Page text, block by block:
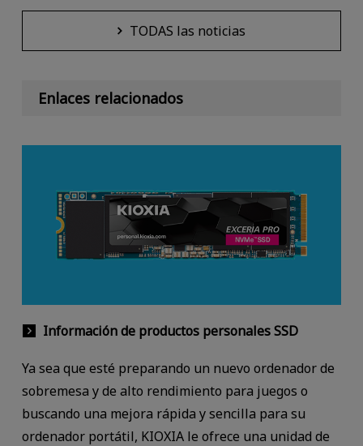
TODAS las noticias
Enlaces relacionados
Información de productos personales SSD
Ya sea que esté preparando un nuevo ordenador de
sobremesa y de alto rendimiento para juegos o
buscando una mejora rápida y sencilla para su
ordenador portátil, KIOXIA le ofrece una unidad de